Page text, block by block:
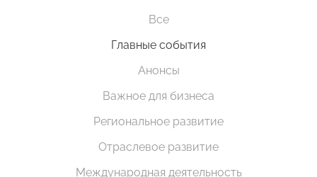
Все
Главные события
Анонсы
Важное для бизнеса
Региональное развитие
Отраслевое развитие
Международная деятельность